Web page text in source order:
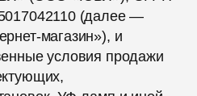
(далее —
магазин»), и
условия продажи